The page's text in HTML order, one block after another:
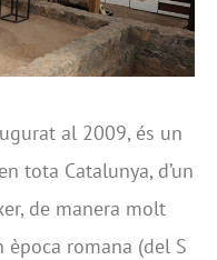
al 2009, és un
tota Catalunya, d’un
de manera molt
romana (del S